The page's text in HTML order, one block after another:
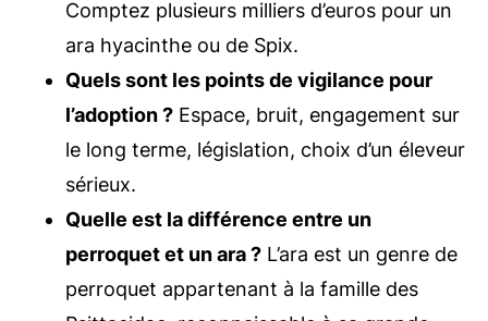
Comptez plusieurs milliers d’euros pour un
ara hyacinthe ou de Spix.
Quels sont les points de vigilance pour
l’adoption ? Espace, bruit, engagement sur
le long terme, législation, choix d’un éleveur
sérieux.
Quelle est la différence entre un
perroquet et un ara ? L’ara est un genre de
perroquet appartenant à la famille des